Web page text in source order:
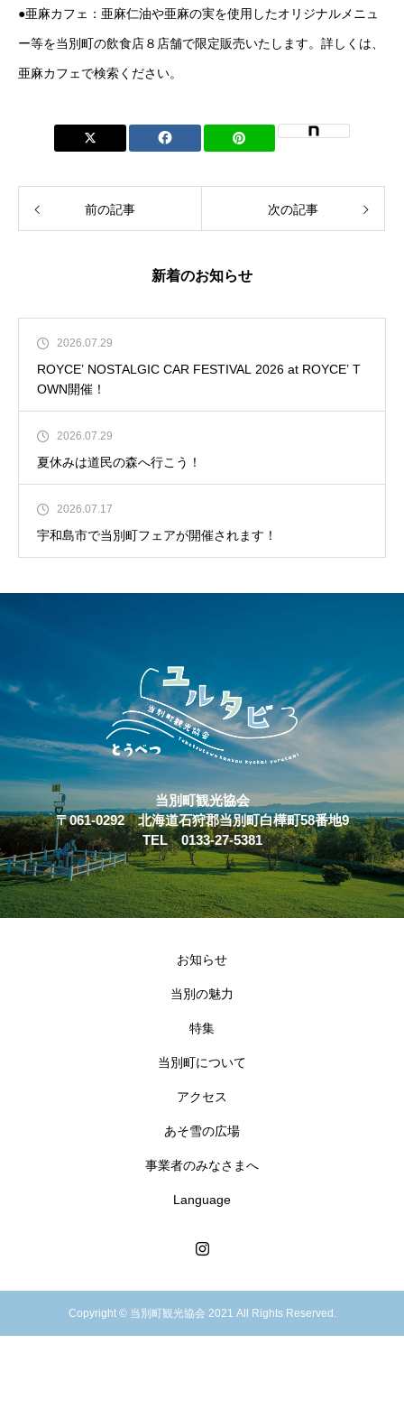
●亜麻カフェ：亜麻仁油や亜麻の実を使用したオリジナルメニュ
ー等を当別町の飲食店８店舗で限定販売いたします。詳しくは、
亜麻カフェで検索ください。
前の記事 次の記事
新着のお知らせ
2026.07.29
ROYCE’ NOSTALGIC CAR FESTIVAL 2026 at ROYCE’ T
OWN開催！
2026.07.29
夏休みは道民の森へ行こう！
2026.07.17
宇和島市で当別町フェアが開催されます！
当別町観光協会
〒061-0292 北海道石狩郡当別町白樺町58番地9
TEL 0133-27-5381
お知らせ
当別の魅力
特集
当別町について
アクセス
あそ雪の広場
事業者のみなさまへ
Language
Copyright © 当別町観光協会 2021 All Rights Reserved.